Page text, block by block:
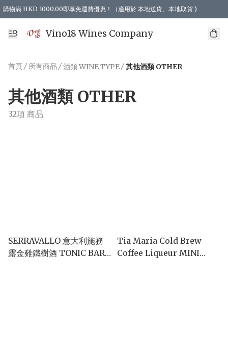
購物滿 HKD 1000.00即享免運費優惠！（適用於 本地送貨、本地取貨 )
Vino18 Wines Company
首頁/ 所有商品 /酒類 WINE TYPE/其他酒類 OTHER
其他酒類 OTHER
32項 商品
SERRAVALLO 意大利施務
露金雞鐵樹酒 TONIC BARK
Tia Maria Cold Brew
Coffee Liqueur MINI